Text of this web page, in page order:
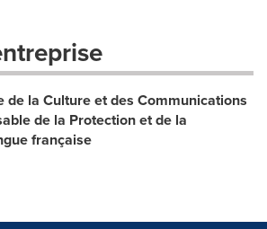
de la Culture et des Communications
de la Protection et de la
française